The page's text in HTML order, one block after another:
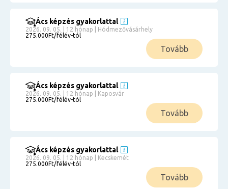
Ács képzés gyakorlattal
2026. 09. 05. | 12 hónap | Hódmezővásárhely
275.000Ft/félév-tól
Tovább
Ács képzés gyakorlattal
2026. 09. 05. | 12 hónap | Kaposvár
275.000Ft/félév-tól
Tovább
Ács képzés gyakorlattal
2026. 09. 05. | 12 hónap | Kecskemét
275.000Ft/félév-tól
Tovább